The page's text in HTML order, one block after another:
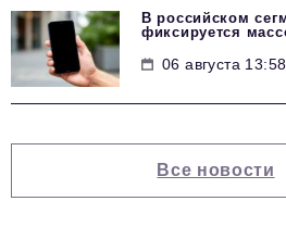
В российском
фиксируется
06 августа 13:58
Все новости